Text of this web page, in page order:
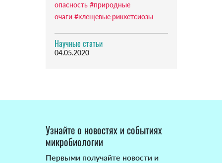
опасность #природные
очаги #клещевые риккетсиозы
Научные статьи
04.05.2020
Узнайте о новостях и событиях
микробиологии
Первыми получайте новости и